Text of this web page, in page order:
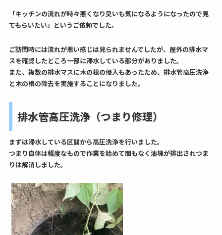
「キッチンの流れが時々悪くなり臭いも気になるようになったので見
てもらいたい」というご依頼でした。
ご訪問時には流れが悪い感じは見られませんでしたが、屋外の排水マ
スを確認したところ一部に滞水している部分がありました。
また、複数の排水マスに木の根の侵入もあったため、排水管高圧洗浄
と木の根の除去を実施することになりました。
排水管高圧洗浄（つまり修理）
まずは滞水している区間から高圧洗浄を行いました。
つまり自体は軽度なもので作業を始めて間もなく油塊が排出されつま
りは解消しました。